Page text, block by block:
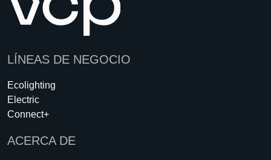
LÍNEAS DE NEGOCIO
Ecolighting
Electric
Connect+
ACERCA DE